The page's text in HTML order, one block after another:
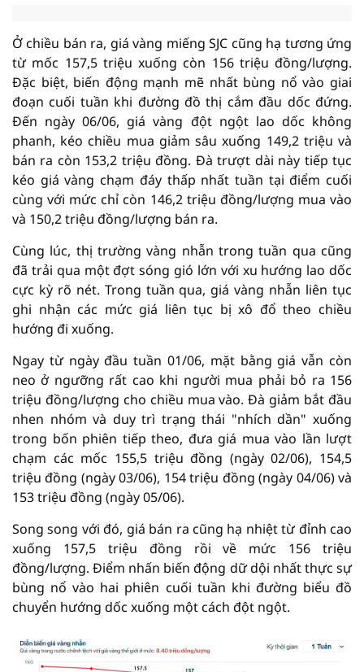
Ở chiều bán ra, giá vàng miếng SJC cũng hạ tương ứng
từ mốc 157,5 triệu xuống còn 156 triệu đồng/lượng.
Đặc biệt, biến động mạnh mẽ nhất bùng nổ vào giai
đoạn cuối tuần khi đường đồ thị cắm đầu dốc đứng.
Đến ngày 06/06, giá vàng đột ngột lao dốc không
phanh, kéo chiều mua giảm sâu xuống 149,2 triệu và
bán ra còn 153,2 triệu đồng. Đà trượt dài này tiếp tục
kéo giá vàng chạm đáy thấp nhất tuần tại điểm cuối
cùng với mức chỉ còn 146,2 triệu đồng/lượng mua vào
và 150,2 triệu đồng/lượng bán ra.
Cùng lúc, thị trường vàng nhẫn trong tuần qua cũng
đã trải qua một đợt sóng gió lớn với xu hướng lao dốc
cực kỳ rõ nét. Trong tuần qua, giá vàng nhẫn liên tục
ghi nhận các mức giá liên tục bị xô đổ theo chiều
hướng đi xuống.
Ngay từ ngày đầu tuần 01/06, mặt bằng giá vẫn còn
neo ở ngưỡng rất cao khi người mua phải bỏ ra 156
triệu đồng/lượng cho chiều mua vào. Đà giảm bắt đầu
nhen nhóm và duy trì trạng thái "nhích dần" xuống
trong bốn phiên tiếp theo, đưa giá mua vào lần lượt
chạm các mốc 155,5 triệu đồng (ngày 02/06), 154,5
triệu đồng (ngày 03/06), 154 triệu đồng (ngày 04/06) và
153 triệu đồng (ngày 05/06).
Song song với đó, giá bán ra cũng hạ nhiệt từ đỉnh cao
xuống 157,5 triệu đồng rồi về mức 156 triệu
đồng/lượng. Điểm nhấn biến động dữ dội nhất thực sự
bùng nổ vào hai phiên cuối tuần khi đường biểu đồ
chuyển hướng dốc xuống một cách đột ngột.